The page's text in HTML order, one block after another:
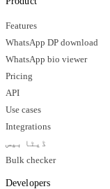
Features
WhatsApp DP download
WhatsApp bio viewer
Pricing
API
Use cases
Integrations
ڈیٹا بیس
Bulk checker
Developers